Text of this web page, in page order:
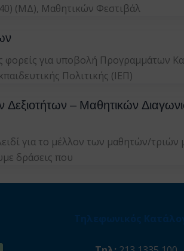
40) (ΜΔ), Μαθητικών Φεστιβάλ
για υποβολή Προγραμμάτων
Πολιτικής (ΙΕΠ)
Δεξιοτήτων – Μαθητικών
για το μέλλον των μαθητών/τριών
δράσεις που